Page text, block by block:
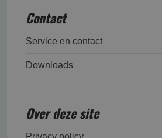
Contact
Service en contact
Downloads
Over deze site